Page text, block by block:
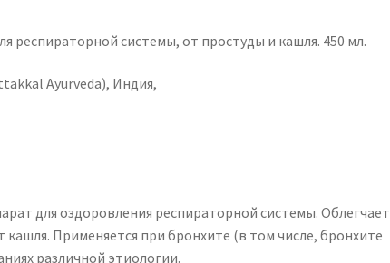
респираторной системы, от простуды и кашля. 450 мл.
Ayurveda), Индия,
для оздоровления респираторной системы. Облегчает
кашля. Применяется при бронхите (в том числе, бронхите
различной этиологии.